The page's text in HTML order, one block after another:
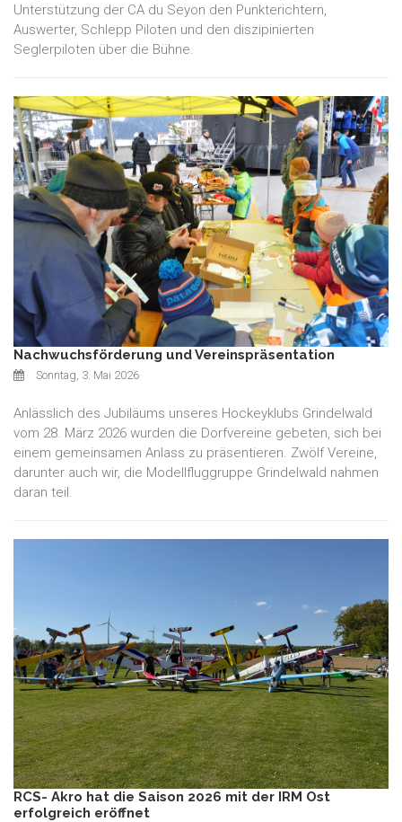
Unterstützung der CA du Seyon den Punkterichtern,
Auswerter, Schlepp Piloten und den diszipinierten
Seglerpiloten über die Bühne.
Nachwuchsförderung und Vereinspräsentation
Sonntag, 3. Mai 2026
Anlässlich des Jubiläums unseres Hockeyklubs Grindelwald
vom 28. März 2026 wurden die Dorfvereine gebeten, sich bei
einem gemeinsamen Anlass zu präsentieren. Zwölf Vereine,
darunter auch wir, die Modellfluggruppe Grindelwald nahmen
daran teil.
RCS- Akro hat die Saison 2026 mit der IRM Ost
erfolgreich eröffnet